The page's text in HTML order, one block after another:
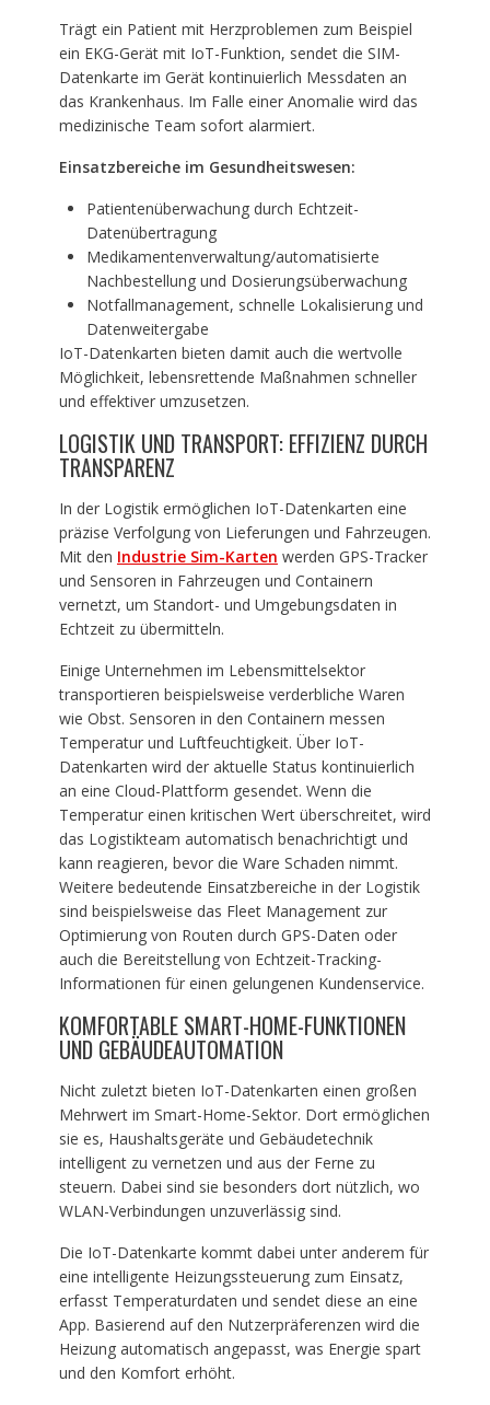
Trägt ein Patient mit Herzproblemen zum Beispiel
ein EKG-Gerät mit IoT-Funktion, sendet die SIM-
Datenkarte im Gerät kontinuierlich Messdaten an
das Krankenhaus. Im Falle einer Anomalie wird das
medizinische Team sofort alarmiert.
Einsatzbereiche im Gesundheitswesen:
Patientenüberwachung durch Echtzeit-
Datenübertragung
Medikamentenverwaltung/automatisierte
Nachbestellung und Dosierungsüberwachung
Notfallmanagement, schnelle Lokalisierung und
Datenweitergabe
IoT-Datenkarten bieten damit auch die wertvolle
Möglichkeit, lebensrettende Maßnahmen schneller
und effektiver umzusetzen.
LOGISTIK UND TRANSPORT: EFFIZIENZ DURCH
TRANSPARENZ
In der Logistik ermöglichen IoT-Datenkarten eine
präzise Verfolgung von Lieferungen und Fahrzeugen.
Mit den Industrie Sim-Karten werden GPS-Tracker
und Sensoren in Fahrzeugen und Containern
vernetzt, um Standort- und Umgebungsdaten in
Echtzeit zu übermitteln.
Einige Unternehmen im Lebensmittelsektor
transportieren beispielsweise verderbliche Waren
wie Obst. Sensoren in den Containern messen
Temperatur und Luftfeuchtigkeit. Über IoT-
Datenkarten wird der aktuelle Status kontinuierlich
an eine Cloud-Plattform gesendet. Wenn die
Temperatur einen kritischen Wert überschreitet, wird
das Logistikteam automatisch benachrichtigt und
kann reagieren, bevor die Ware Schaden nimmt.
Weitere bedeutende Einsatzbereiche in der Logistik
sind beispielsweise das Fleet Management zur
Optimierung von Routen durch GPS-Daten oder
auch die Bereitstellung von Echtzeit-Tracking-
Informationen für einen gelungenen Kundenservice.
KOMFORTABLE SMART-HOME-FUNKTIONEN
UND GEBÄUDEAUTOMATION
Nicht zuletzt bieten IoT-Datenkarten einen großen
Mehrwert im Smart-Home-Sektor. Dort ermöglichen
sie es, Haushaltsgeräte und Gebäudetechnik
intelligent zu vernetzen und aus der Ferne zu
steuern. Dabei sind sie besonders dort nützlich, wo
WLAN-Verbindungen unzuverlässig sind.
Die IoT-Datenkarte kommt dabei unter anderem für
eine intelligente Heizungssteuerung zum Einsatz,
erfasst Temperaturdaten und sendet diese an eine
App. Basierend auf den Nutzerpräferenzen wird die
Heizung automatisch angepasst, was Energie spart
und den Komfort erhöht.